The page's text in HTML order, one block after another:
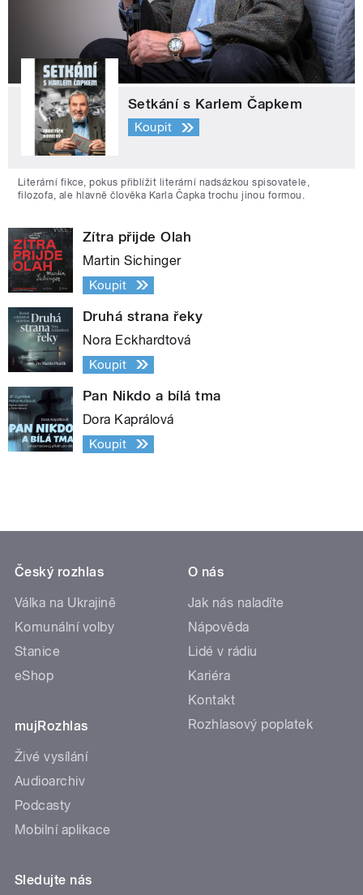
Setkání s Karlem Čapkem
Koupit
Literární fikce, pokus přiblížit literární nadsázkou spisovatele,
filozofa, ale hlavně člověka Karla Čapka trochu jinou formou.
Zítra přijde Olah
Martin Sichinger
Koupit
Druhá strana řeky
Nora Eckhardtová
Koupit
Pan Nikdo a bílá tma
Dora Kaprálová
Koupit
Český rozhlas
Válka na Ukrajině
Komunální volby
Stanice
eShop
mujRozhlas
Živé vysílání
Audioarchiv
Podcasty
Mobilní aplikace
O nás
Jak nás naladíte
Nápověda
Lidé v rádiu
Kariéra
Kontakt
Rozhlasový poplatek
Sledujte nás